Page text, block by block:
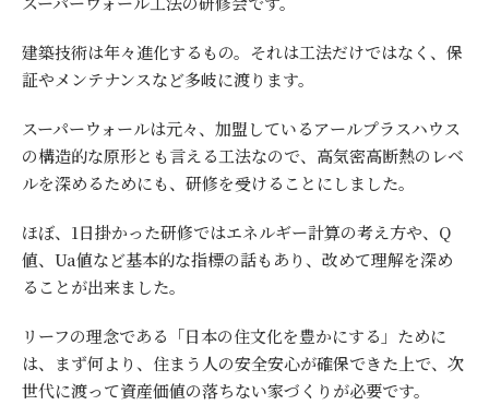
建築技術は年々進化するもの。それは工法だけではなく、保
証やメンテナンスなど多岐に渡ります。
スーパーウォールは元々、加盟しているアールプラスハウス
の構造的な原形とも言える工法なので、高気密高断熱のレベ
ルを深めるためにも、研修を受けることにしました。
ほぼ、1日掛かった研修ではエネルギー計算の考え方や、Q
値、Ua値など基本的な指標の話もあり、改めて理解を深め
ることが出来ました。
リーフの理念である「日本の住文化を豊かにする」ために
は、まず何より、住まう人の安全安心が確保できた上で、次
世代に渡って資産価値の落ちない家づくりが必要です。